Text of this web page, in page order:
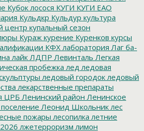
Кубок лосося КУГИ КУГИ ЕАО
Кульдкр Кульдур культура
центр купальный сезон
Кураж курение Куренков курсы
КФХ лаборатория Лаг ба-
лайк ЛДПР Левинталь Легкая
пробежка лед ледовая
ледовый городок ледовый
лекарственные препараты
ЦРБ Ленинский район Ленинское
Леонид Школьник лес
пожары лесопилка летние
лжетерроризм лимон